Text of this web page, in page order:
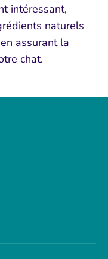
intéressant,
naturels
assurant la
chat.